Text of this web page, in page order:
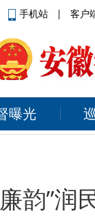
手机站 | 客户
曝光
韵”润